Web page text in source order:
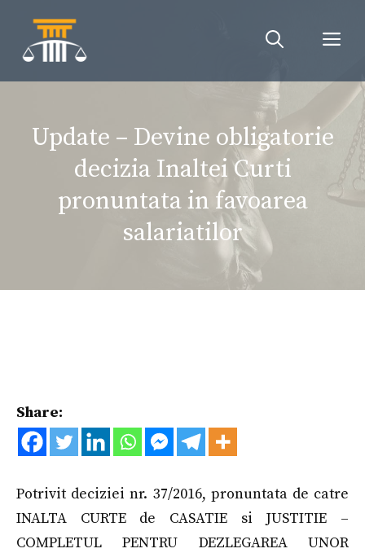
conținut
Update – Devine obligatorie
decizia Inaltei Curti
pronuntata in favoarea
salariatilor
Share:
Potrivit deciziei nr. 37/2016, pronuntata de catre
INALTA CURTE de CASATIE si JUSTITIE –
COMPLETUL PENTRU DEZLEGAREA UNOR